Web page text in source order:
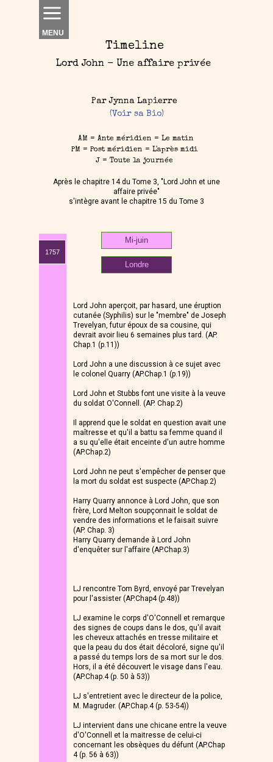
MENU
AM = Ante méridien = Le matin
PM = Post méridien = L'après midi
J = Toute la journée
1757
Timeline
Lord John - Une affaire privée
Par Jynna Lapierre
(Voir sa Bio)
Mi-juin
Après le chapitre 14 du Tome 3, "Lord John et une
affaire privée"
s'intègre avant le chapitre 15 du Tome 3
Lord John aperçoit, par hasard, une éruption
cutanée (Syphilis) sur le "membre" de Joseph
Trevelyan, futur époux de sa cousine, qui
devrait avoir lieu 6 semaines plus tard. (AP.
Chap.1 (p.11))
Lord John a une discussion à ce sujet avec
le colonel Quarry (AP.Chap.1 (p.19))
Lord John et Stubbs font une visite à la veuve
du soldat O'Connell. (AP. Chap.2)
Il apprend que le soldat en question avait une
maîtresse et qu'il a battu sa femme quand il
a su qu'elle était enceinte d'un autre homme
(AP.Chap.2)
Lord John ne peut s'empêcher de penser que
la mort du soldat est suspecte (AP.Chap.2)
Harry Quarry annonce à Lord John, que son
frère, Lord Melton soupçonnait le soldat de
vendre des informations et le faisait suivre
(AP. Chap. 3)
Harry Quarry demande à Lord John
d'enquêter sur l'affaire (AP.Chap.3)
LJ rencontre Tom Byrd, envoyé par Trevelyan
pour l'assister (AP.Chap4 (p.48))
LJ examine le corps d'O'Connell et remarque
des signes de coups dans le dos, qu'il avait
les cheveux attachés en tresse militaire et
que la peau du dos était décoloré, signe qu'il
a passé du temps lors de sa mort sur le dos.
Hors, il a été découvert le visage dans l'eau.
(AP.Chap.4 (p. 50 à 53))
LJ s'entretient avec le directeur de la police,
M. Magruder. (AP.Chap.4 (p. 53-54))
LJ intervient dans une chicane entre la veuve
d'O'Connell et la maitresse de celui-ci
concernant les obsèques du défunt (AP.Chap
4 (p. 56 à 63))
Londre